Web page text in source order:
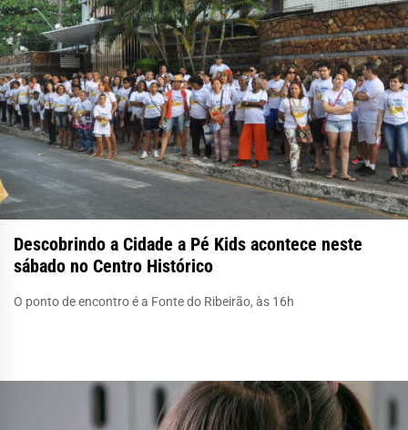
Descobrindo a Cidade a Pé Kids acontece neste
sábado no Centro Histórico
O ponto de encontro é a Fonte do Ribeirão, às 16h